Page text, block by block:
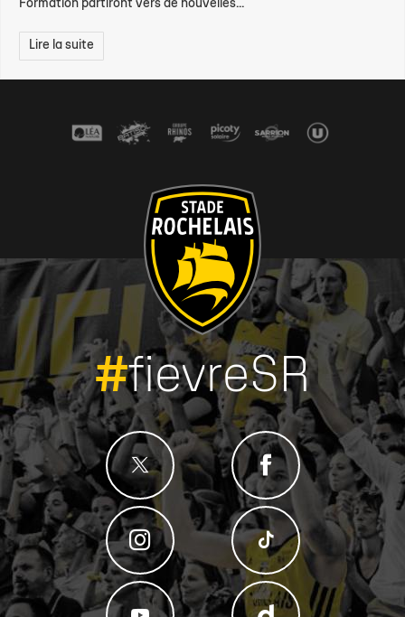
Formation partiront vers de nouvelles...
Lire la suite
#fievreSR